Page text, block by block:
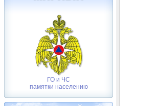
ГО и ЧС
памятки населению